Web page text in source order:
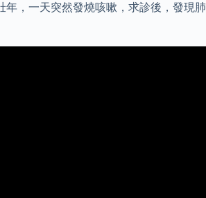
年，一天突然發燒咳嗽，求診後，發現肺